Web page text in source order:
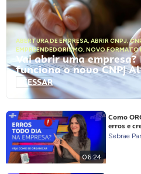
ABERTURA DE EMPRESA, ABRIR CNPJ,
EMPREENDEDORISMO, NOVO FORMATO
Vai abrir uma empresa?
funciona o novo CNPJ
ACESSAR
06:24
Como
erros e
Sebrae